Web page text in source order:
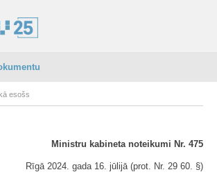
esošs
Ministru kabineta noteikumi Nr. 475
Rīgā 2024. gada 16. jūlijā (prot. Nr. 29 60. §)